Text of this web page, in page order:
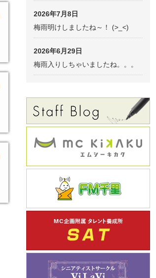
2026年7月8日
梅雨明けしましたね～！ (>_<)
2026年6月29日
梅雨入りしちゃいましたね。。。